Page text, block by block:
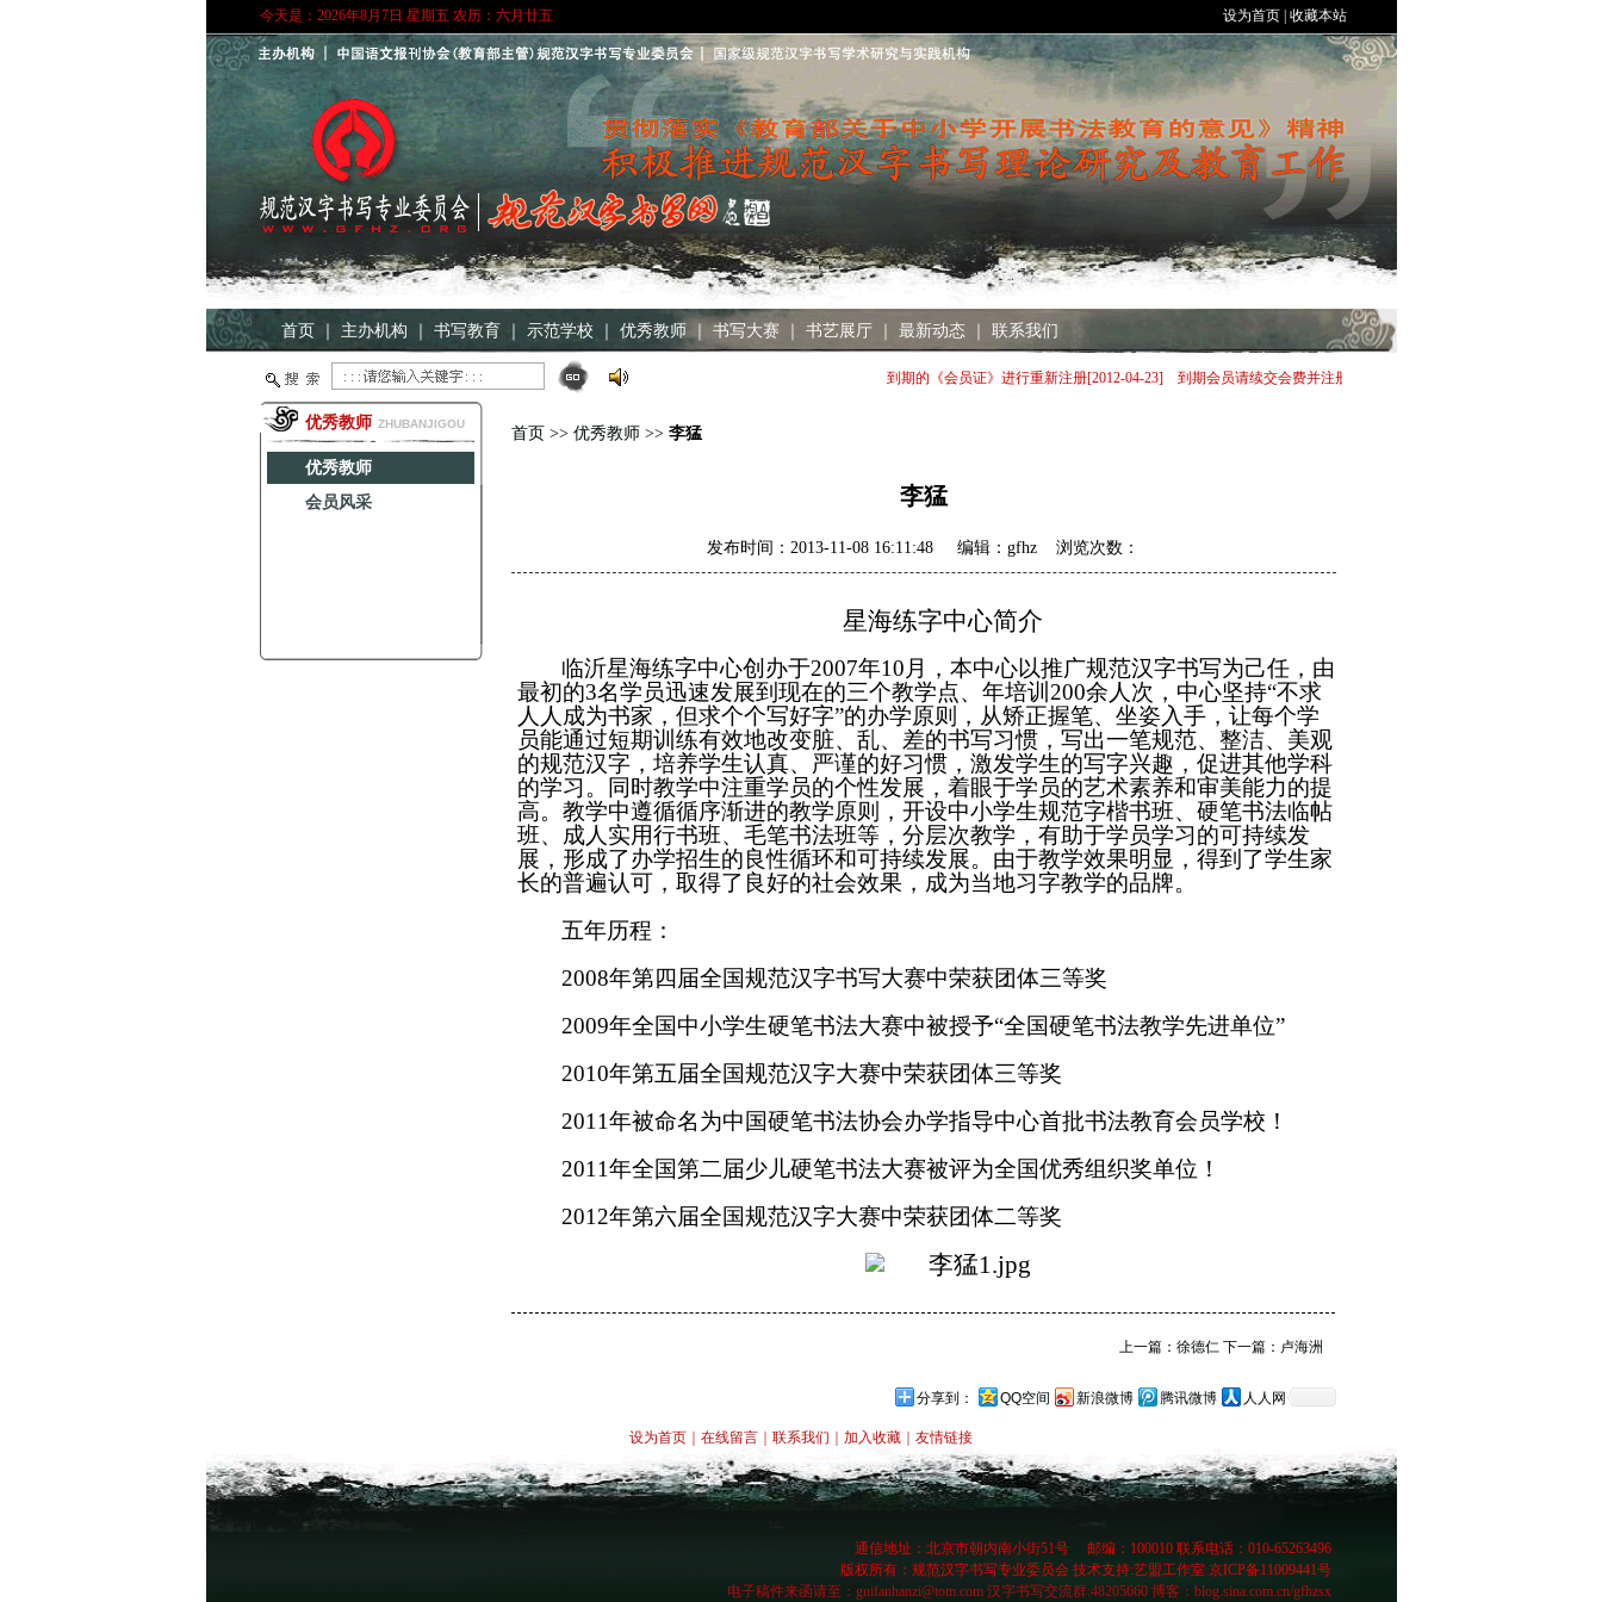
今天是：2026年8月7日 星期五 农历：六月廿五 设为首页| 收藏本站
首页｜ 主办机构 书写教育 示范学校｜ 优秀教师 书写大赛｜ 书艺展厅｜ 最新动态｜ 联系我们
到期的《会员证》进行重新注册[2012-04-23] 到期会员请续交会费并注册[2014-01-08]
优秀教师 ZHUBANJIGOU
优秀教师
会员风采
首页 >> 优秀教师 >> 李猛
李猛
发布时间：2013-11-08 16:11:48 编辑：gfhz 浏览次数：
星海练字中心简介
临沂星海练字中心创办于2007年10 月，本中心以推广规范汉字书写为己任，由
最初的3名学员迅速发展到现在的三个教学点、年培训 200余人次，中心坚持“不求
人人成为书家，但求个个写好字”的办学原则，从矫正握笔、坐姿入手，让每个学
员能通过短期训练有效地改变脏、乱、差的书写习惯，写出一笔规范、整洁、美观
的规范汉字，培养学生认真、严谨的好习惯，激发学生的写字兴趣，促进其他学科
的学习。同时教学中注重学员的个性发展，着眼于学员的艺术素养和审美能力的提
高。教学中遵循循序渐进的教学原则，开设中小学生规范字楷书班、硬笔书法临帖
班、成人实用行书班、毛笔书法班等，分层次教学，有助于学员学习的可持续发
展，形成了办学招生的良性循环和可持续发展。由于教学效果明显，得到了学生家
长的普遍认可，取得了良好的社会效果，成为当地习字教学的品牌。
五年历程：
2008年第四届全国规范汉字书写大赛中荣获团体三等奖
2009年全国中小学生硬笔书法大赛中被授予“全国硬笔书法教学先进单位”
2010年第五届全国规范汉字大赛中荣获团体三等奖
2011年被命名为中国硬笔书法协会办学指导中心首批书法教育会员学校！
2011年全国第二届少儿硬笔书法大赛被评为全国优秀组织奖单位！
2012年第六届全国规范汉字大赛中荣获团体二等奖
上一篇：徐德仁 下一篇： 卢海洲
分享到： QQ空间 新浪微博 腾讯微博 人人网
设为首页 在线留言 联系我们 加入收藏 友情链接
通信地址：北京市朝内南小街51号 邮编：100010 联系电话：010-65263496
版权所有：规范汉字书写专业委员会 技术支持:艺盟工作室 京ICP备11009441号
电子稿件来函请至： guifanhanzi@tom.com汉字书写交流群:48205660 博客： blog.sina.com.cn/gfhzsx